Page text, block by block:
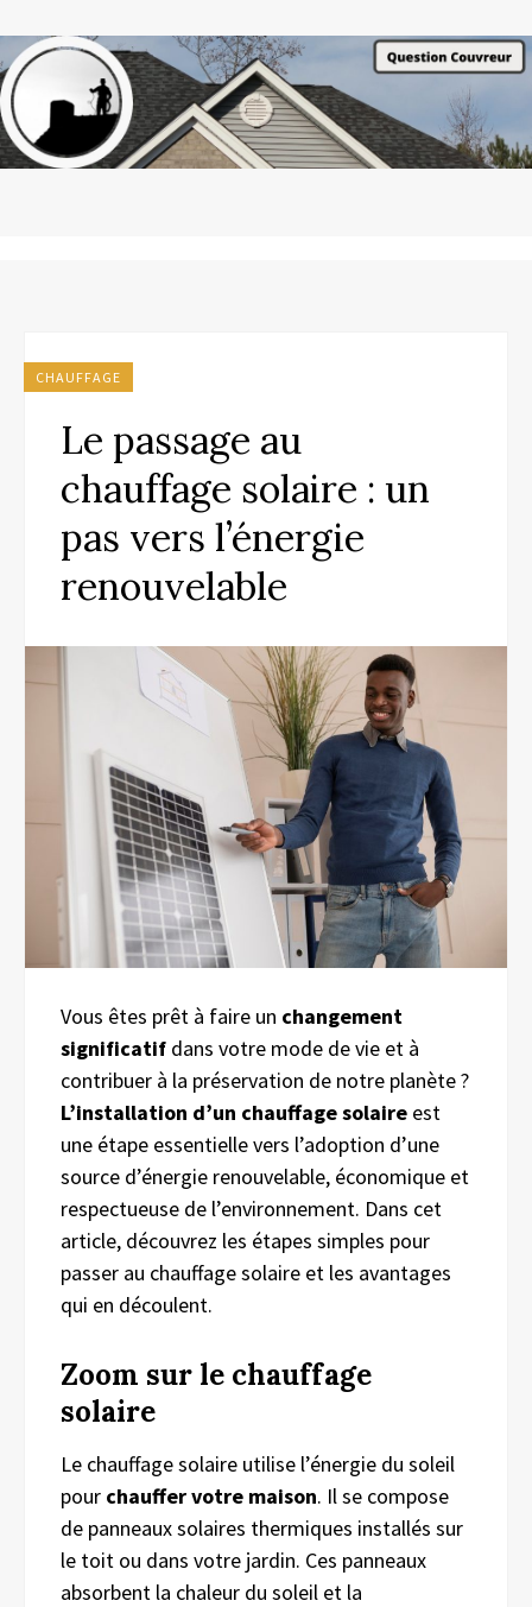
CHAUFFAGE
Le passage au
chauffage solaire : un
pas vers l’énergie
renouvelable
Vous êtes prêt à faire un changement
significatif dans votre mode de vie et à
contribuer à la préservation de notre planète ?
L’installation d’un chauffage solaire est
une étape essentielle vers l’adoption d’une
source d’énergie renouvelable, économique et
respectueuse de l’environnement. Dans cet
article, découvrez les étapes simples pour
passer au chauffage solaire et les avantages
qui en découlent.
Zoom sur le chauffage
solaire
Le chauffage solaire utilise l’énergie du soleil
pour chauffer votre maison. Il se compose
de panneaux solaires thermiques installés sur
le toit ou dans votre jardin. Ces panneaux
absorbent la chaleur du soleil et la